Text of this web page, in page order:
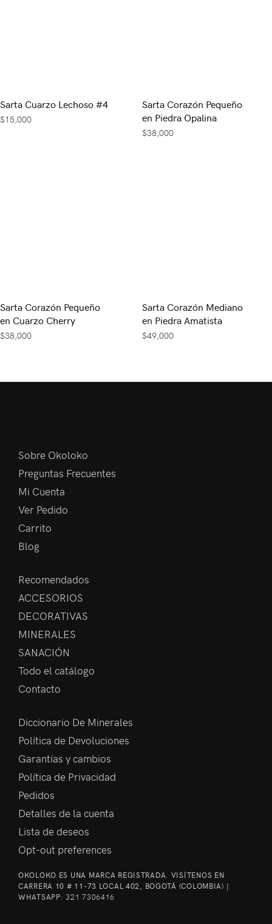
Sarta Cuarzo Lechoso #4
$15,000
Sarta Corazón Pequeño
en Piedra Opalina
$38,000
Sarta Corazón Pequeño
en Cuarzo Cherry
$38,000
Sarta Corazón Mediano
en Piedra Amatista
$49,000
Sobre Okoloko
Preguntas Frecuentes
Mi Cuenta
Ver Pedido
Carrito
Blog
Recomendados
ACCESORIOS
DECORATIVAS
MINERALES
SANACIÓN
Todo el catálogo
Contacto
Diccionario De Minerales
Política de Devoluciones
Garantías y cambios
Política de Privacidad
Pedidos
Detalles de la cuenta
Lista de deseos
Opt-out preferences
OKOLOKO ES UNA MARCA REGISTRADA. VISÍTENOS EN
CARRERA 10 # 11-73 LOCAL 402, BOGOTÁ (COLOMBIA) |
WHATSAPP:321 7306416